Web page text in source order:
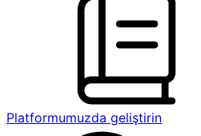
Platformumuzda geliştirin